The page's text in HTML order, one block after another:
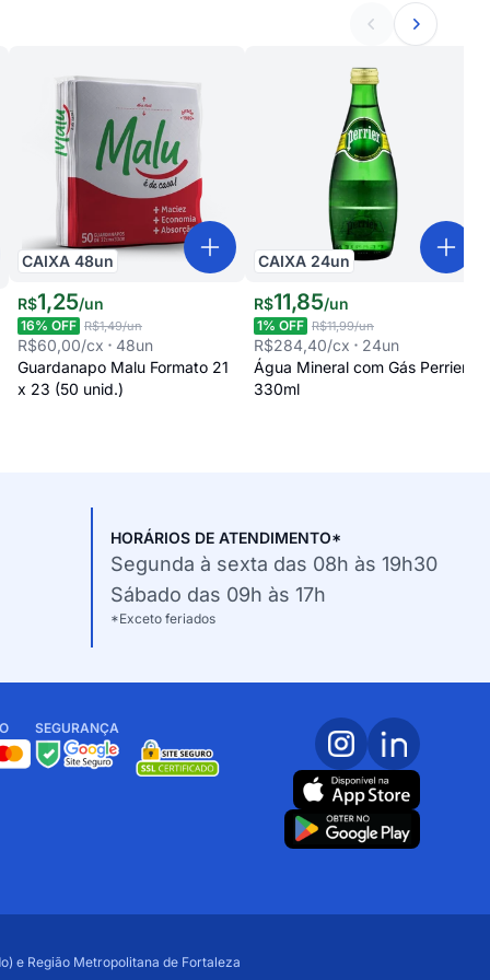
CAIXA 48un
R$1,25/un
16% OFF R$1,49/un
R$60,00/cx 48un
Guardanapo Malu Formato 21
x 23 (50 unid.)
CAIXA 24un
R$11,85/un
1% OFF R$11,99/un
R$284,40/cx 24un
Água Mineral com Gás Perrier
330ml
HORÁRIOS DE ATENDIMENTO*
Segunda à sexta das 08h às 19h30
Sábado das 09h às 17h
*Exceto feriados
SEGURANÇA
e Região Metropolitana de Fortaleza